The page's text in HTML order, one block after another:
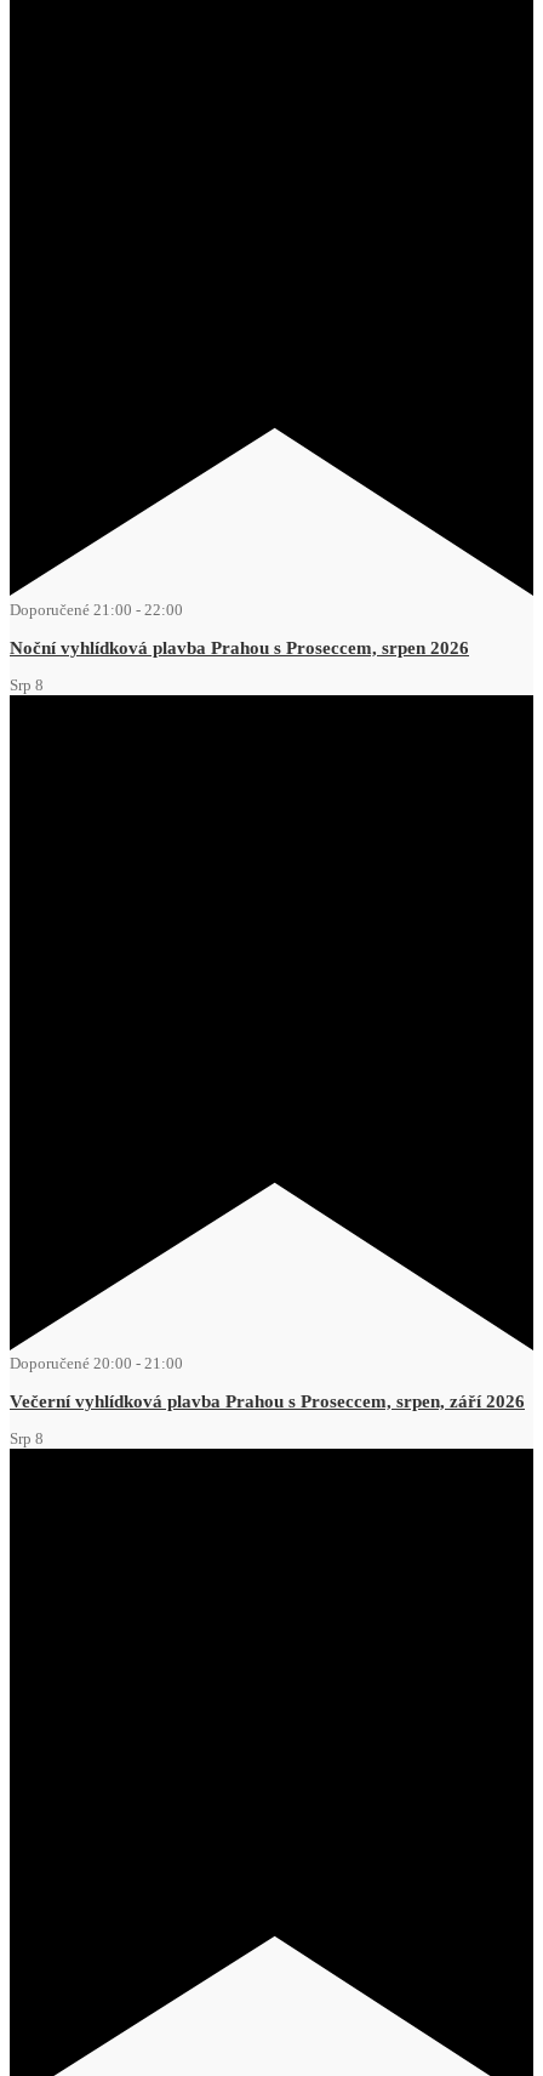
Doporučené 21:00 - 22:00
Noční vyhlídková plavba Prahou s Proseccem, srpen 2026
Srp 8
Doporučené 20:00 - 21:00
Večerní vyhlídková plavba Prahou s Proseccem, srpen, září 2026
Srp 8